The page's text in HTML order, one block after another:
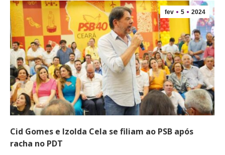
fev 5 2024
Cid Gomes e Izolda Cela se filiam ao PSB após
racha no PDT